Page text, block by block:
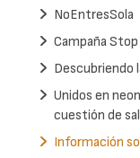
NoEntresSola
Campaña
Descubriendo
Unidos en
cuestión de
Información